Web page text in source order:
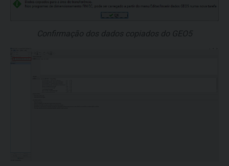
Confirmação dos dados copiados do GEO5